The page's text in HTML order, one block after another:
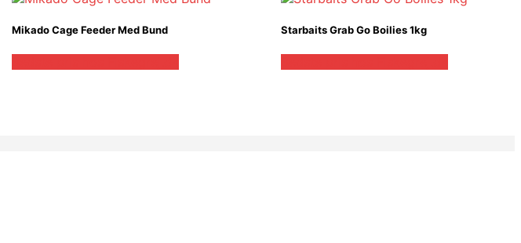
Mikado Cage Feeder Med Bund Starbaits Grab Go Boilies 1kg